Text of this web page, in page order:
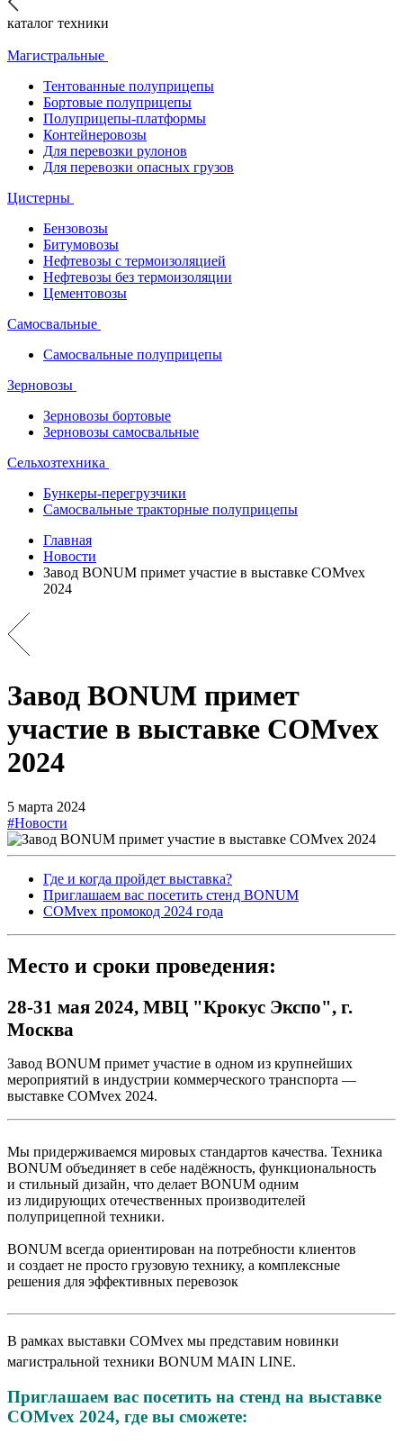
каталог техники
Магистральные
Тентованные полуприцепы
Бортовые полуприцепы
Полуприцепы-платформы
Контейнеровозы
Для перевозки рулонов
Для перевозки опасных грузов
Цистерны
Бензовозы
Битумовозы
Нефтевозы с термоизоляцией
Нефтевозы без термоизоляции
Цементовозы
Самосвальные
Самосвальные полуприцепы
Зерновозы
Зерновозы бортовые
Зерновозы самосвальные
Сельхозтехника
Бункеры-перегрузчики
Самосвальные тракторные полуприцепы
Главная
Новости
Завод BONUM примет участие в выставке COMvex
2024
Завод BONUM примет
участие в выставке COMvex
2024
5 марта 2024
#Новости
Где и когда пройдет выставка?
Приглашаем вас посетить стенд BONUM
COMvex промокод 2024 года
Место и сроки проведения:
28-31 мая 2024, МВЦ "Крокус Экспо", г.
Москва
Завод BONUM примет участие в одном из крупнейших
мероприятий в индустрии коммерческого транспорта —
выставке COMvex 2024.
Мы придерживаемся мировых стандартов качества. Техника
BONUM объединяет в себе надёжность, функциональность
и стильный дизайн, что делает BONUM одним
из лидирующих отечественных производителей
полуприцепной техники.
BONUM всегда ориентирован на потребности клиентов
и создает не просто грузовую технику, а комплексные
решения для эффективных перевозок
В рамках выставки COMvex мы представим новинки
магистральной техники BONUM MAIN LINE.
Приглашаем вас посетить на стенд на выставке
COMvex 2024, где вы сможете: